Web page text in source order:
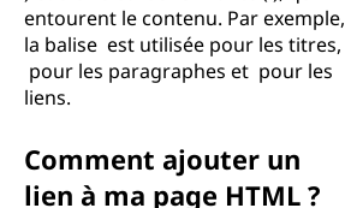
entourent le contenu. Par exemple,
la balise est utilisée pour les titres,
pour les paragraphes et pour les
liens.
Comment ajouter un
lien à ma page HTML ?